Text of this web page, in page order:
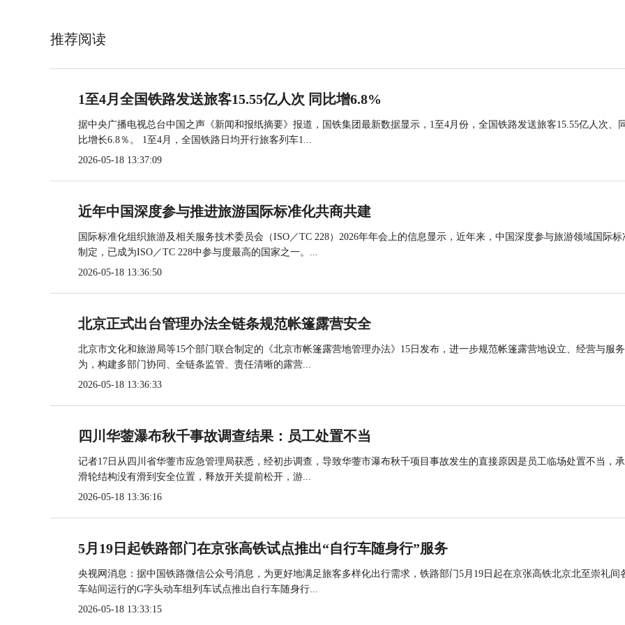
推荐阅读
1至4月全国铁路发送旅客15.55亿人次 同比增6.8%
据中央广播电视总台中国之声《新闻和报纸摘要》报道，国铁集团最新数据显示，1至4月份，全国铁路发送旅客15.55亿人次、
比增长6.8％。 1至4月，全国铁路日均开行旅客列车1...
2026-05-18 13:37:09
近年中国深度参与推进旅游国际标准化共商共建
国际标准化组织旅游及相关服务技术委员会（ISO／TC 228）2026年年会上的信息显示，近年来，中国深度参与旅游领域国际标
制定，已成为ISO／TC 228中参与度最高的国家之一。...
2026-05-18 13:36:50
北京正式出台管理办法全链条规范帐篷露营安全
北京市文化和旅游局等15个部门联合制定的《北京市帐篷露营地管理办法》15日发布，进一步规范帐篷露营地设立、经营与服
为，构建多部门协同、全链条监管、责任清晰的露营...
2026-05-18 13:36:33
四川华蓥瀑布秋千事故调查结果：员工处置不当
记者17日从四川省华蓥市应急管理局获悉，经初步调查，导致华蓥市瀑布秋千项目事故发生的直接原因是员工临场处置不当，
滑轮结构没有滑到安全位置，释放开关提前松开，游...
2026-05-18 13:36:16
5月19日起铁路部门在京张高铁试点推出“自行车随身行”服务
央视网消息：据中国铁路微信公众号消息，为更好地满足旅客多样化出行需求，铁路部门5月19日起在京张高铁北京北至崇礼间
车站间运行的G字头动车组列车试点推出自行车随身行...
2026-05-18 13:33:15